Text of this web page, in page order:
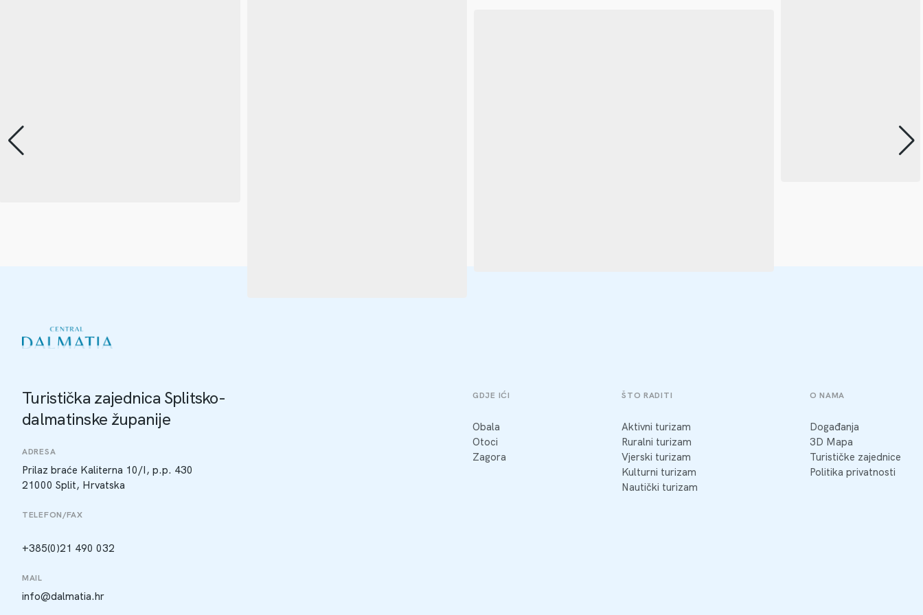
Turistička zajednica Splitsko-
dalmatinske županije
ADRESA
Prilaz braće Kaliterna 10/I, p.p. 430
21000 Split, Hrvatska
TELEFON/FAX
+385(0)21 490 032
MAIL
info@dalmatia.hr
GDJE IĆI
Obala
Otoci
Zagora
ŠTO RADITI
Aktivni turizam
Ruralni turizam
Vjerski turizam
Kulturni turizam
Nautički turizam
O NAMA
Događanja
3D Mapa
Turističke zajednice
Politika privatnosti